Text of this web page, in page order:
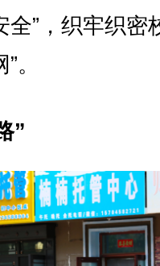
全”，织牢织密
。
”